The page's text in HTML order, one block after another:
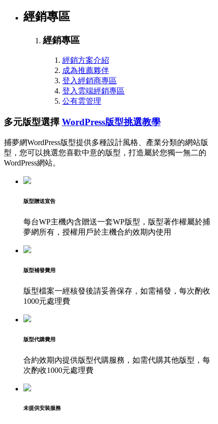
經銷專區
經銷專區
經銷方案介紹
成為推薦夥伴
登入經銷商專區
登入雲端經銷專區
公有雲管理
多元版型選擇 WordPress版型挑選教學
捕夢網WordPress版型提供多種設計風格、產業分類的網站版
型，您可以挑選您喜歡中意的版型，打造屬於您獨一無二的
WordPress網站。
版型贈送宣告
每台WP主機內含贈送一套WP版型，版型著作權屬於捕
夢網所有，授權用戶於主機合約效期內使用
版型補發費用
版型檔案一經核發後請妥善保存，如需補發，每次酌收
1000元處理費
版型代購費用
合約效期內提供版型代購服務，如需代購其他版型，每
次酌收1000元處理費
未提供安裝服務